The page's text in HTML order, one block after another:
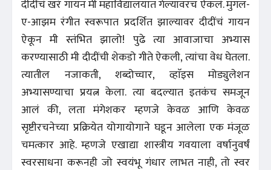
दीदींचं खरं गायन मी महाविद्यालयात गेल्यावरच ऐकलं. मुगल-
ए-आझम रंगीत स्वरूपात प्रदर्शित झाल्यावर दीदींचं गायन
ऐकून मी स्तंभित झालो! पुढे त्या आवाजाचा अभ्यास
करण्यासाठी मी दीदींची शेकडो गीते ऐकली, त्यांचा वेध घेतला.
त्यातील नजाकती, शब्दोच्चार, व्हाॅइस मोड्युलेशन
अभ्यासण्याचा प्रयत्न केला. त्या बदल्यात इतकंच समजून
आलं की, लता मंगेशकर म्हणजे केवळ आणि केवळ
सृष्टीरचनेच्या प्रक्रियेत योगायोगाने घडून आलेला एक मंजूळ
चमत्कार आहे. म्हणजे एखाद्या शास्त्रीय गवयाला वर्षानुवर्षं
स्वरसाधना करूनही जो स्वयंभू गंधार लाभत नाही, तो स्वर